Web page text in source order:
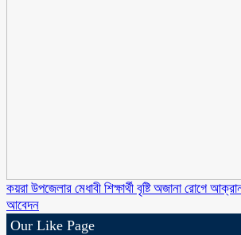
কয়রা উপজেলার মেধাবী শিক্ষার্থী বৃষ্টি অজানা রোগে
আবেদন
Our Like Page